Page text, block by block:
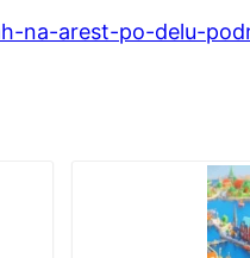
na-arest-po-delu-